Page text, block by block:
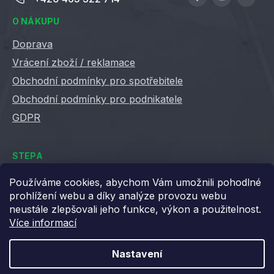
Používáme cookies, abychom Vám umožnili pohodlné
prohlížení webu a díky analýze provozu webu
neustále zlepšovali jeho funkce, výkon a použitelnost.
Více informací
Nastavení
O NÁKUPU
Doprava
Vrácení zboží / reklamace
Obchodní podmínky pro spotřebitele
Obchodní podmínky pro podnikatele
GDPR
STEPA
Kontakty
Kariéra ve Stepě
Věrnostní slevy